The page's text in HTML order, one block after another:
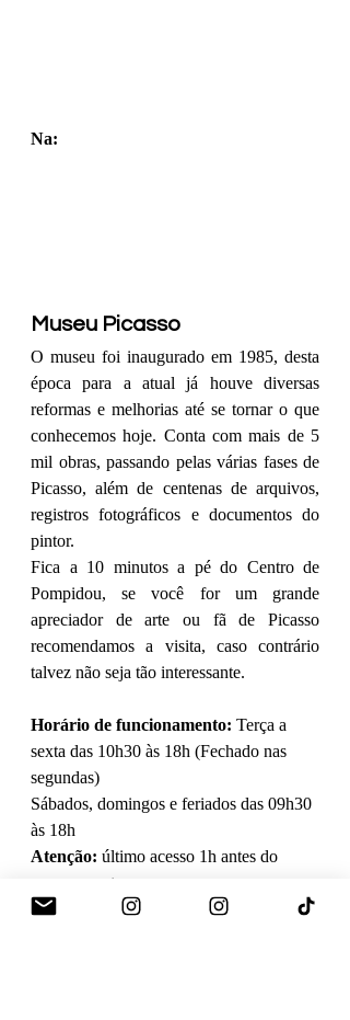
Na:
Museu Picasso
O museu foi inaugurado em 1985, desta
época para a atual já houve diversas
reformas e melhorias até se tornar o que
conhecemos hoje. Conta com mais de 5
mil obras, passando pelas várias fases de
Picasso, além de centenas de arquivos,
registros fotográficos e documentos do
pintor.
Fica a 10 minutos a pé do Centro de
Pompidou, se você for um grande
apreciador de arte ou fã de Picasso
recomendamos a visita, caso contrário
talvez não seja tão interessante.
Horário de funcionamento: Terça a
sexta das 10h30 às 18h (Fechado nas
segundas)
Sábados, domingos e feriados das 09h30
às 18h
Atenção: último acesso 1h antes do
encerramento.
Fechado nos dias 1 de Janeiro, 1 de